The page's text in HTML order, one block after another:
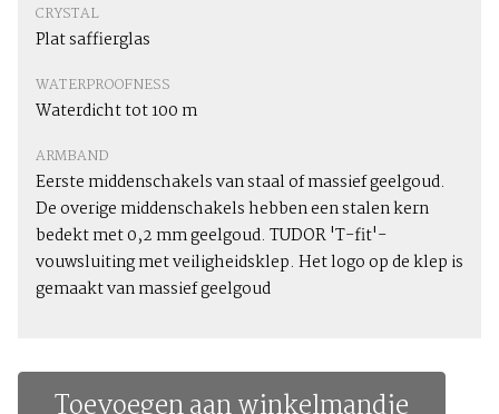
CRYSTAL
Plat saffierglas
WATERPROOFNESS
Waterdicht tot 100 m
ARMBAND
Eerste middenschakels van staal of massief geelgoud.
De overige middenschakels hebben een stalen kern
bedekt met 0,2 mm geelgoud. TUDOR 'T-fit'-
vouwsluiting met veiligheidsklep. Het logo op de klep is
gemaakt van massief geelgoud